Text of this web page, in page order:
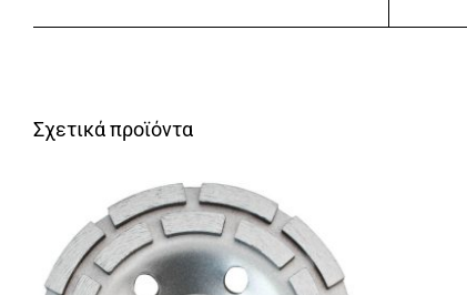
Σχετικά προϊόντα